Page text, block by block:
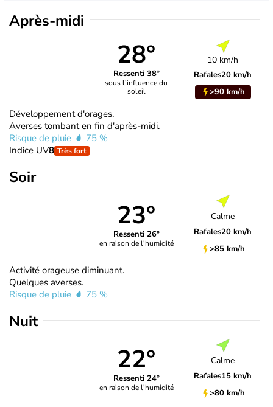
Après-midi
28°
Ressenti 38°
sous l’influence du
soleil
10 km/h
Rafales20 km/h
>90 km/h
Développement d'orages.
Averses tombant en fin d'après-midi.
Risque de pluie
75 %
Indice UV8 Très fort
Soir
23°
Ressenti 26°
en raison de l'humidité
Calme
Rafales20 km/h
>85 km/h
Activité orageuse diminuant.
Quelques averses.
Risque de pluie
75 %
Nuit
22°
Ressenti 24°
en raison de l'humidité
Calme
Rafales15 km/h
>80 km/h